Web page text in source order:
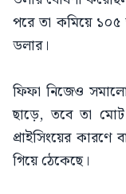
পরে তা কমিয়ে ১০৫
ডলার।
ফিফা নিজেও
ছাড়ে, তবে তা মোট
প্রাইসিংয়ের
গিয়ে ঠেকেছে।